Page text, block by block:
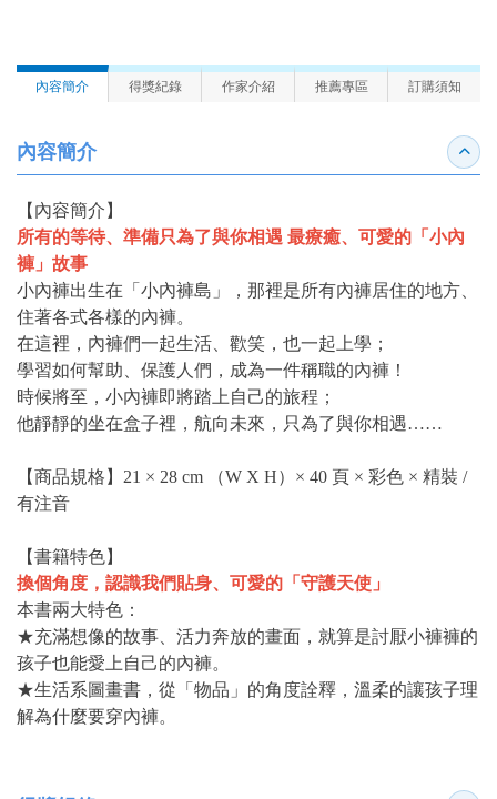
內容簡介 得獎紀錄 作家介紹 推薦專區 訂購須知
內容簡介 收合
【內容簡介】
所有的等待、準備只為了與你相遇 最療癒、可愛的「小內
褲」故事
小內褲出生在「小內褲島」，那裡是所有內褲居住的地方、
住著各式各樣的內褲。
在這裡，內褲們一起生活、歡笑，也一起上學；
學習如何幫助、保護人們，成為一件稱職的內褲！
時候將至，小內褲即將踏上自己的旅程；
他靜靜的坐在盒子裡，航向未來，只為了與你相遇……
【商品規格】21 × 28 cm （W X H）× 40 頁 × 彩色 × 精裝 /
有注音
【書籍特色】
換個角度，認識我們貼身、可愛的「守護天使」
本書兩大特色：
★充滿想像的故事、活力奔放的畫面，就算是討厭小褲褲的
孩子也能愛上自己的內褲。
★生活系圖畫書，從「物品」的角度詮釋，溫柔的讓孩子理
解為什麼要穿內褲。